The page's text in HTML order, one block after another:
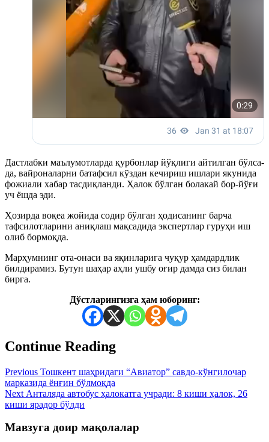
Дастлабки маълумотларда қурбонлар йўқлиги айтилган бўлса-
да, вайроналарни батафсил кўздан кечириш ишлари якунида
фожиали хабар тасдиқланди. Ҳалок бўлган болакай бор-йўғи
уч ёшда эди.
Ҳозирда воқеа жойида содир бўлган ҳодисанинг барча
тафсилотларини аниқлаш мақсадида экспертлар гуруҳи иш
олиб бормоқда.
Марҳумнинг ота-онаси ва яқинларига чуқур ҳамдардлик
билдирамиз. Бутун шаҳар аҳли ушбу оғир дамда сиз билан
бирга.
Дўстларингизга ҳам юборинг:
Continue Reading
Previous Тошкент шаҳридаги “Авиатор” савдо-кўнгилочар
марказида ёнғин бўлмоқда
Next Анталяда автобус ҳалокатга учради: 8 киши ҳалок, 26
киши ярадор бўлди
Мавзуга доир мақолалар